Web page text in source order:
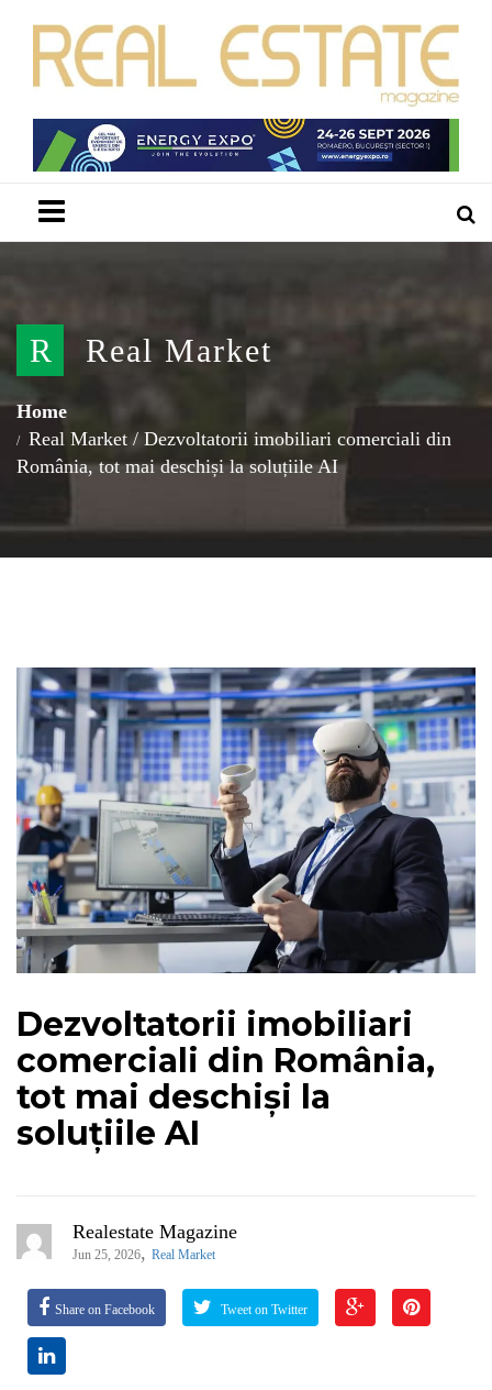
R Real Market
Home
Real Market / Dezvoltatorii imobiliari comerciali din
România, tot mai deschiși la soluțiile AI
Dezvoltatorii imobiliari
comerciali din România,
tot mai deschiși la
soluțiile AI
Realestate Magazine
Jun 25, 2026, Real Market
Share on Facebook Tweet on Twitter